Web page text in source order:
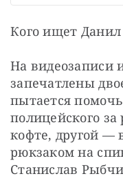
Кого ищет Данил
На видеозаписи
запечатлены
пытается помочь
полицейского
кофте, другой —
рюкзаком на
Станислав